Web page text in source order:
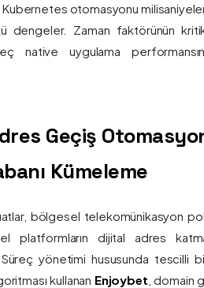
Kubernetes otomasyonu
dengeler. Zaman faktörünün
native uygulama
Geçiş
Kümeleme
bölgesel telekomünikasyon
platformların dijital adres
yönetimi hususunda tescilli
kullanan Enjoybet , domain